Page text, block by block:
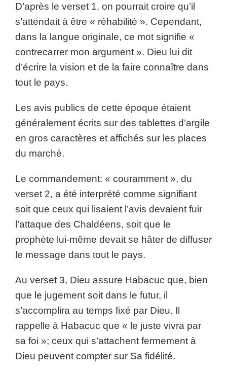
D’après le verset 1, on pourrait croire qu’il
s’attendait à être « réhabilité ». Cependant,
dans la langue originale, ce mot signifie «
contrecarrer mon argument ». Dieu lui dit
d’écrire la vision et de la faire connaître dans
tout le pays.
Les avis publics de cette époque étaient
généralement écrits sur des tablettes d’argile
en gros caractères et affichés sur les places
du marché.
Le commandement: « couramment », du
verset 2, a été interprété comme signifiant
soit que ceux qui lisaient l’avis devaient fuir
l’attaque des Chaldéens, soit que le
prophète lui-même devait se hâter de diffuser
le message dans tout le pays.
Au verset 3, Dieu assure Habacuc que, bien
que le jugement soit dans le futur, il
s’accomplira au temps fixé par Dieu. Il
rappelle à Habacuc que « le juste vivra par
sa foi »; ceux qui s’attachent fermement à
Dieu peuvent compter sur Sa fidélité.